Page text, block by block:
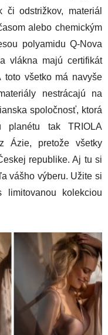
odstrižkov, materiál
alebo chemickým
polyamidu Q-Nova
vlákna majú certifikát
toto všetko má navyše
nestrácajú na
spoločnosť, ktorá
planétu tak TRIOLA
Ázie, pretože všetky
republike. Aj tu si
vášho výberu. Užite si
kolekciou